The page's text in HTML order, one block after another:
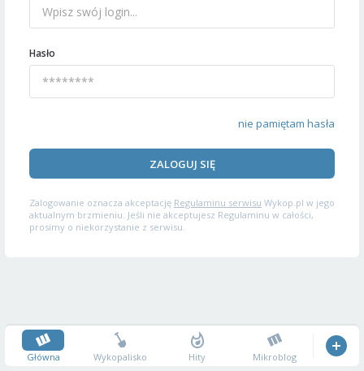
Hasło
nie pamiętam hasła
ZALOGUJ SIĘ
Zalogowanie oznacza akceptację Regulaminu serwisu Wykop.pl w jego
aktualnym brzmieniu. Jeśli nie akceptujesz Regulaminu w całości,
prosimy o niekorzystanie z serwisu.
Główna Wykopalisko Hity Mikroblog